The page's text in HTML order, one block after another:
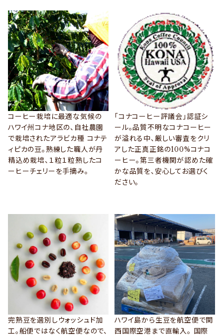
コーヒー栽培に最適な気候の
ハワイ州コナ地区の、自社農園
で栽培されたアラビカ種 コナテ
ィピカの豆。熟練した職人が丹
精込め栽培、１粒１粒熟したコ
ーヒーチェリーを手摘み。
「コナコーヒー評議会」認証シ
ール。品質不明なコナコーヒー
が溢れる中、厳しい審査をクリ
アした正真正銘の100%コナコ
ーヒー。第三者機関が認めた確
かな品質を、安心してお選びく
ださい。
完熟豆を選別しウォッシュド加
工。船便ではなく航空便なので、
ハワイ島から生豆を航空便で関
西国際空港まで直輸入。 国際